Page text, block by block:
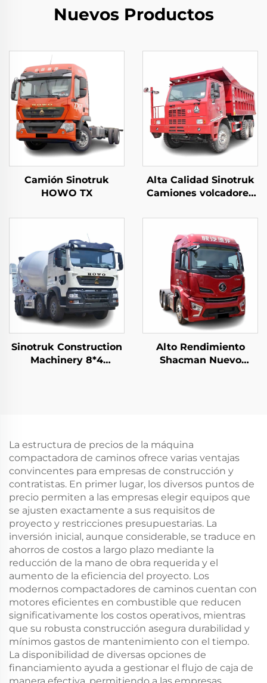
Nuevos Productos
Camión Sinotruk
HOWO TX
Alta Calidad Sinotruk
Camiones volcadores
minería 6*4
50Toneladas Carga
10Wheeler Howo
Camiones mineros
subterráneos Para la
venta
Sinotruk Construction
Machinery 8*4
Alto Rendimiento
Shacman Nuevo
Para la Venta
La estructura de precios de la máquina
compactadora de caminos ofrece varias ventajas
convincentes para empresas de construcción y
contratistas. En primer lugar, los diversos puntos de
precio permiten a las empresas elegir equipos que
se ajusten exactamente a sus requisitos de
proyecto y restricciones presupuestarias. La
inversión inicial, aunque considerable, se traduce en
ahorros de costos a largo plazo mediante la
reducción de la mano de obra requerida y el
aumento de la eficiencia del proyecto. Los
modernos compactadores de caminos cuentan con
motores eficientes en combustible que reducen
significativamente los costos operativos, mientras
que su robusta construcción asegura durabilidad y
mínimos gastos de mantenimiento con el tiempo.
La disponibilidad de diversas opciones de
financiamiento ayuda a gestionar el flujo de caja de